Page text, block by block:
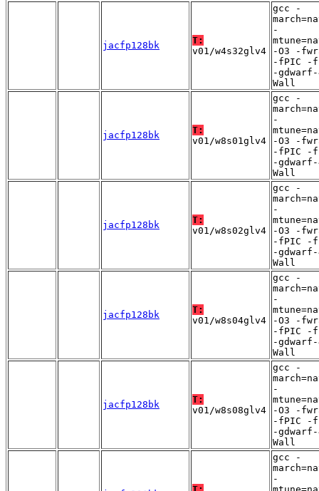
jacfp128bk
T:
v01/w4s32glv4
gcc -
-
-O3 -
-fPIC -
-
Wall
jacfp128bk
T:
v01/w8s01glv4
gcc -
-
-O3 -
-fPIC -
-
Wall
jacfp128bk
T:
v01/w8s02glv4
gcc -
-
-O3 -
-fPIC -
-
Wall
jacfp128bk
T:
v01/w8s04glv4
gcc -
-
-O3 -
-fPIC -
-
Wall
jacfp128bk
T:
v01/w8s08glv4
gcc -
-
-O3 -
-fPIC -
-
Wall
gcc -
-